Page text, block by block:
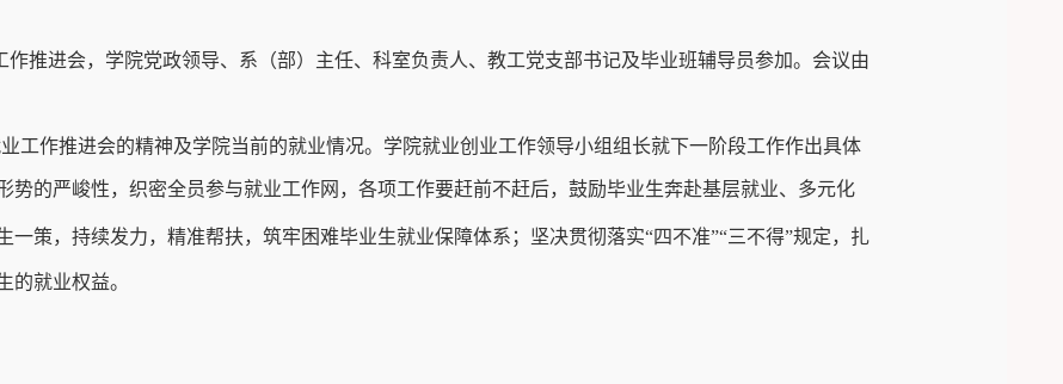
作推进会，学院党政领导、系（部）主任、科室负责人、教工党支部书记及毕业班辅导员参加。会议由
工作推进会的精神及学院当前的就业情况。学院就业创业工作领导小组组长就下一阶段工作作出具体
势的严峻性，织密全员参与就业工作网，各项工作要赶前不赶后，鼓励毕业生奔赴基层就业、多元化
一策，持续发力，精准帮扶，筑牢困难毕业生就业保障体系；坚决贯彻落实“四不准”“三不得”规定，扎
的就业权益。